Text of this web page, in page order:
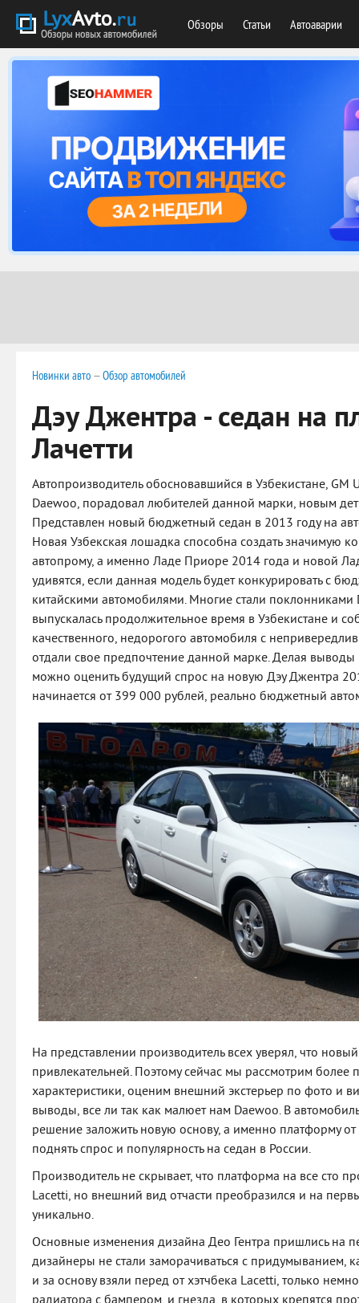
Обзоры Статьи Автоаварии
Новинки авто —Обзор автомобилей
Дэу Джентра - седан на
Лачетти
Автопроизводитель обосновавшийся в Узбекистане,
Daewoo, порадовал любителей данной марки, новым
Представлен новый бюджетный седан в 2013 году на
Новая Узбекская лошадка способна создать значимую
автопрому, а именно Ладе Приоре 2014 года и новой
удивятся, если данная модель будет конкурировать с
китайскими автомобилями. Многие стали
выпускалась продолжительное время в Узбекистане и
качественного, недорогого автомобиля с
отдали свое предпочтение данной марке. Делая
можно оценить будущий спрос на новую Дэу Джентра
начинается от 399 000 рублей, реально бюджетный
На представлении производитель всех уверял, что
привлекательней. Поэтому сейчас мы рассмотрим более
характеристики, оценим внешний экстерьер по фото и
выводы, все ли так как малюет нам Daewoo. В
решение заложить новую основу, а именно платформу
поднять спрос и популярность на седан в России.
Производитель не скрывает, что платформа на все сто
Lacetti, но внешний вид отчасти преобразился и на
уникально.
Основные изменения дизайна Део Гентра пришлись на
дизайнеры не стали заморачиваться с придумыванием,
и за основу взяли перед от хэтчбека Lacetti, только